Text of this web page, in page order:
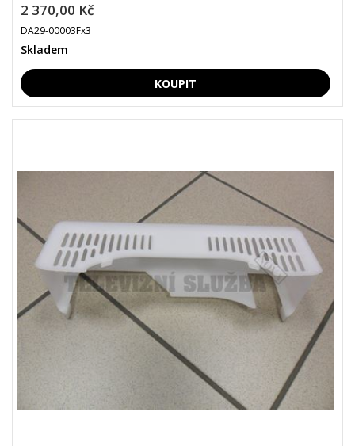
2 370,00 Kč
DA29-00003Fx3
Skladem